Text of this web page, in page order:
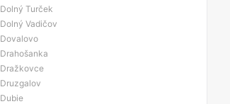
Dolný Turček
Dolný Vadičov
Dovalovo
Drahošanka
Dražkovce
Druzgalov
Dubie